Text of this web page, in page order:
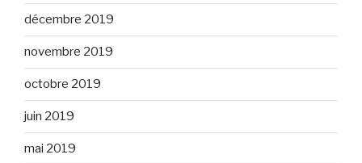
décembre 2019
novembre 2019
octobre 2019
juin 2019
mai 2019